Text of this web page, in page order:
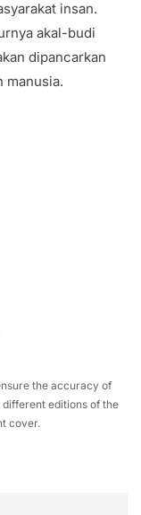
insan.
akal-budi
dipancarkan
manusia.
the accuracy of
editions of the
cover.